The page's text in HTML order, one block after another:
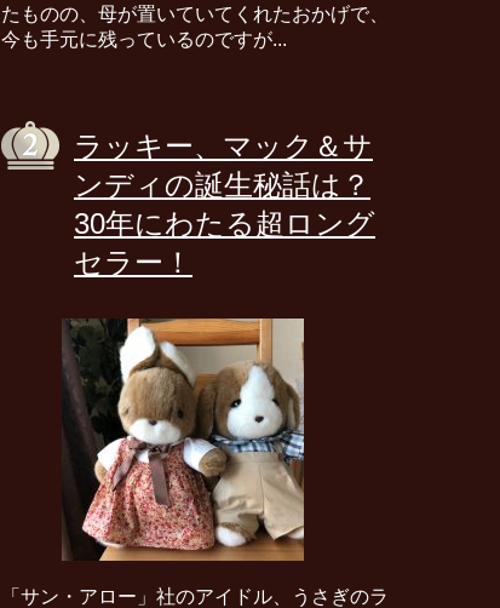
たものの、母が置いていてくれたおかげで、
今も手元に残っているのですが...
ラッキー、マック＆サ
ンディの誕生秘話は？
30年にわたる超ロング
セラー！
「サン・アロー」社のアイドル、うさぎのラ